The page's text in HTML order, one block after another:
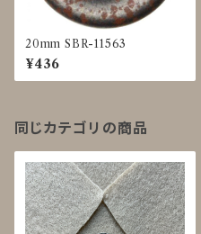
20mm SBR-11563
¥436
同じカテゴリの商品